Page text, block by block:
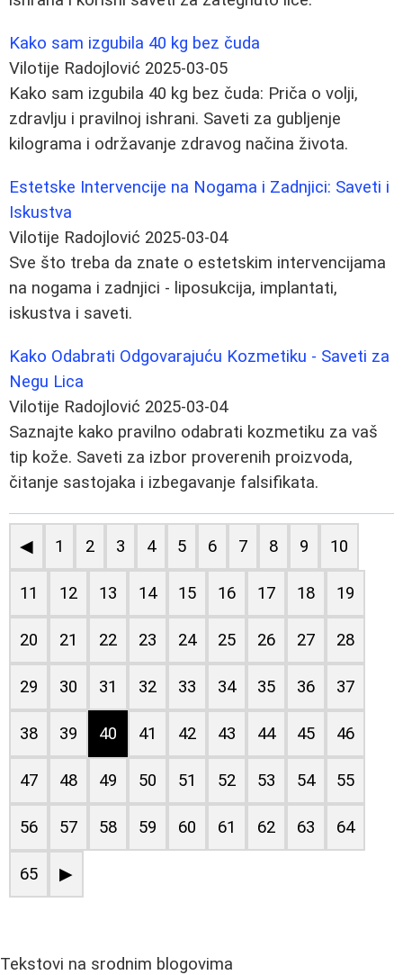
Kako sam izgubila 40 kg bez čuda
Vilotije Radojlović 2025-03-05
Kako sam izgubila 40 kg bez čuda: Priča o volji,
zdravlju i pravilnoj ishrani. Saveti za gubljenje
kilograma i održavanje zdravog načina života.
Estetske Intervencije na Nogama i Zadnjici: Saveti i
Iskustva
Vilotije Radojlović 2025-03-04
Sve što treba da znate o estetskim intervencijama
na nogama i zadnjici - liposukcija, implantati,
iskustva i saveti.
Kako Odabrati Odgovarajuću Kozmetiku - Saveti za
Negu Lica
Vilotije Radojlović 2025-03-04
Saznajte kako pravilno odabrati kozmetiku za vaš
tip kože. Saveti za izbor proverenih proizvoda,
čitanje sastojaka i izbegavanje falsifikata.
◀ 1 2 3 4 5 6 7 8 9 10
11 12 13 14 15 16 17 18 19
20 21 22 23 24 25 26 27 28
29 30 31 32 33 34 35 36 37
38 39 40 41 42 43 44 45 46
47 48 49 50 51 52 53 54 55
56 57 58 59 60 61 62 63 64
65 ▶
Tekstovi na srodnim blogovima